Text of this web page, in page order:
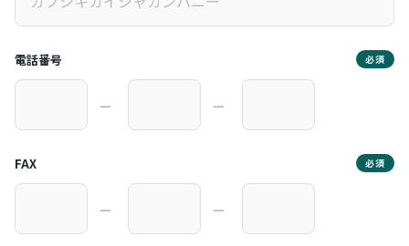
電話番号 必須
― ―
FAX 必須
― ―